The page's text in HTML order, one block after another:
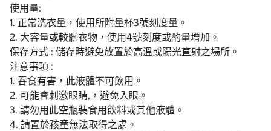
使用量:
1. 正常洗衣量，使用所附量杯3號刻度量。
2. 大容量或較髒衣物，使用4號刻度或酌量增加。
保存方式 : 儲存時避免放置於高溫或陽光直射之場所。
注意事項 :
1. 吞食有害，此液體不可飲用。
2. 可能會刺激眼睛,，避免入眼。
3. 請勿用此空瓶裝食用飲料或其他液體。
4. 請置於孩童無法取得之處。